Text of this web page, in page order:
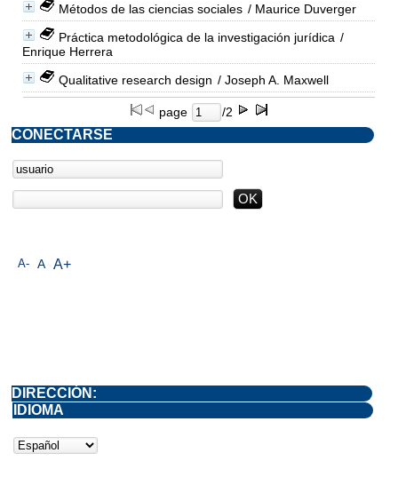
Métodos de las ciencias sociales / Maurice Duverger
Práctica metodológica de la investigación jurídica /
Enrique Herrera
Qualitative research design / Joseph A. Maxwell
page /2
A- A A+
CONECTARSE
DIRECCIÓN:
IDIOMA